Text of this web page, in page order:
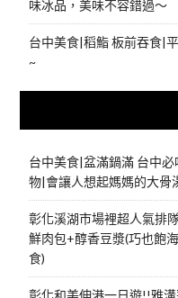
味冰品，美味不容錯過～
台中美食|稻鮨 板前吞食|
~
台中美食|盆滿鍋滿 台中
物|會讓人想起媽媽的大骨
彰化溪湖市場裡超人氣排
鮮肉包+醇香豆漿(巧也飽
食)
彰化和美伸港一日遊!!雅